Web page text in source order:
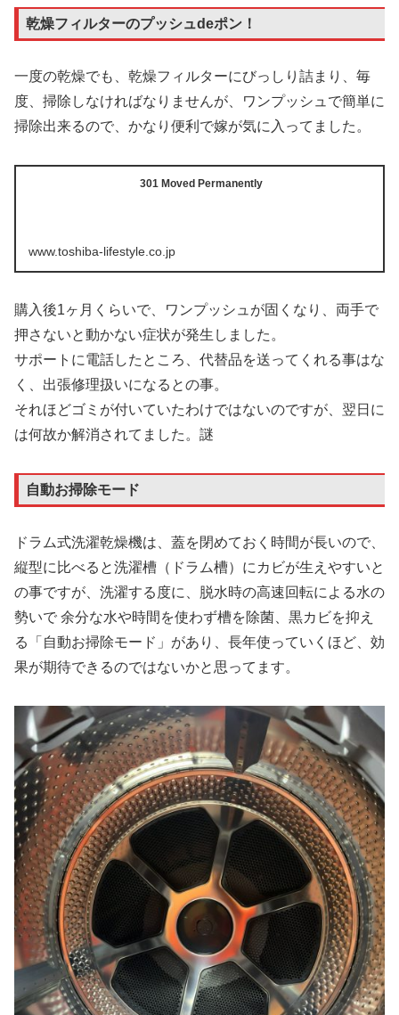
乾燥フィルターのプッシュdeポン！
一度の乾燥でも、乾燥フィルターにびっしり詰まり、毎
度、掃除しなければなりませんが、ワンプッシュで簡単に
掃除出来るので、かなり便利で嫁が気に入ってました。
301 Moved Permanently
www.toshiba-lifestyle.co.jp
購入後1ヶ月くらいで、ワンプッシュが固くなり、両手で
押さないと動かない症状が発生しました。
サポートに電話したところ、代替品を送ってくれる事はな
く、出張修理扱いになるとの事。
それほどゴミが付いていたわけではないのですが、翌日に
は何故か解消されてました。謎
自動お掃除モード
ドラム式洗濯乾燥機は、蓋を閉めておく時間が長いので、
縦型に比べると洗濯槽（ドラム槽）にカビが生えやすいと
の事ですが、洗濯する度に、脱水時の高速回転による水の
勢いで 余分な水や時間を使わず槽を除菌、黒カビを抑え
る「自動お掃除モード」があり、長年使っていくほど、効
果が期待できるのではないかと思ってます。